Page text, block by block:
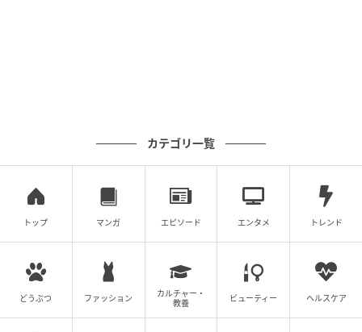
カテゴリ一覧
トップ マンガ エピソード エンタメ トレンド
どうぶつ ファッション
カルチャー・
教養
ビューティー ヘルスケア